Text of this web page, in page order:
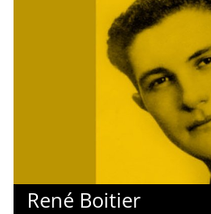
René Boitier